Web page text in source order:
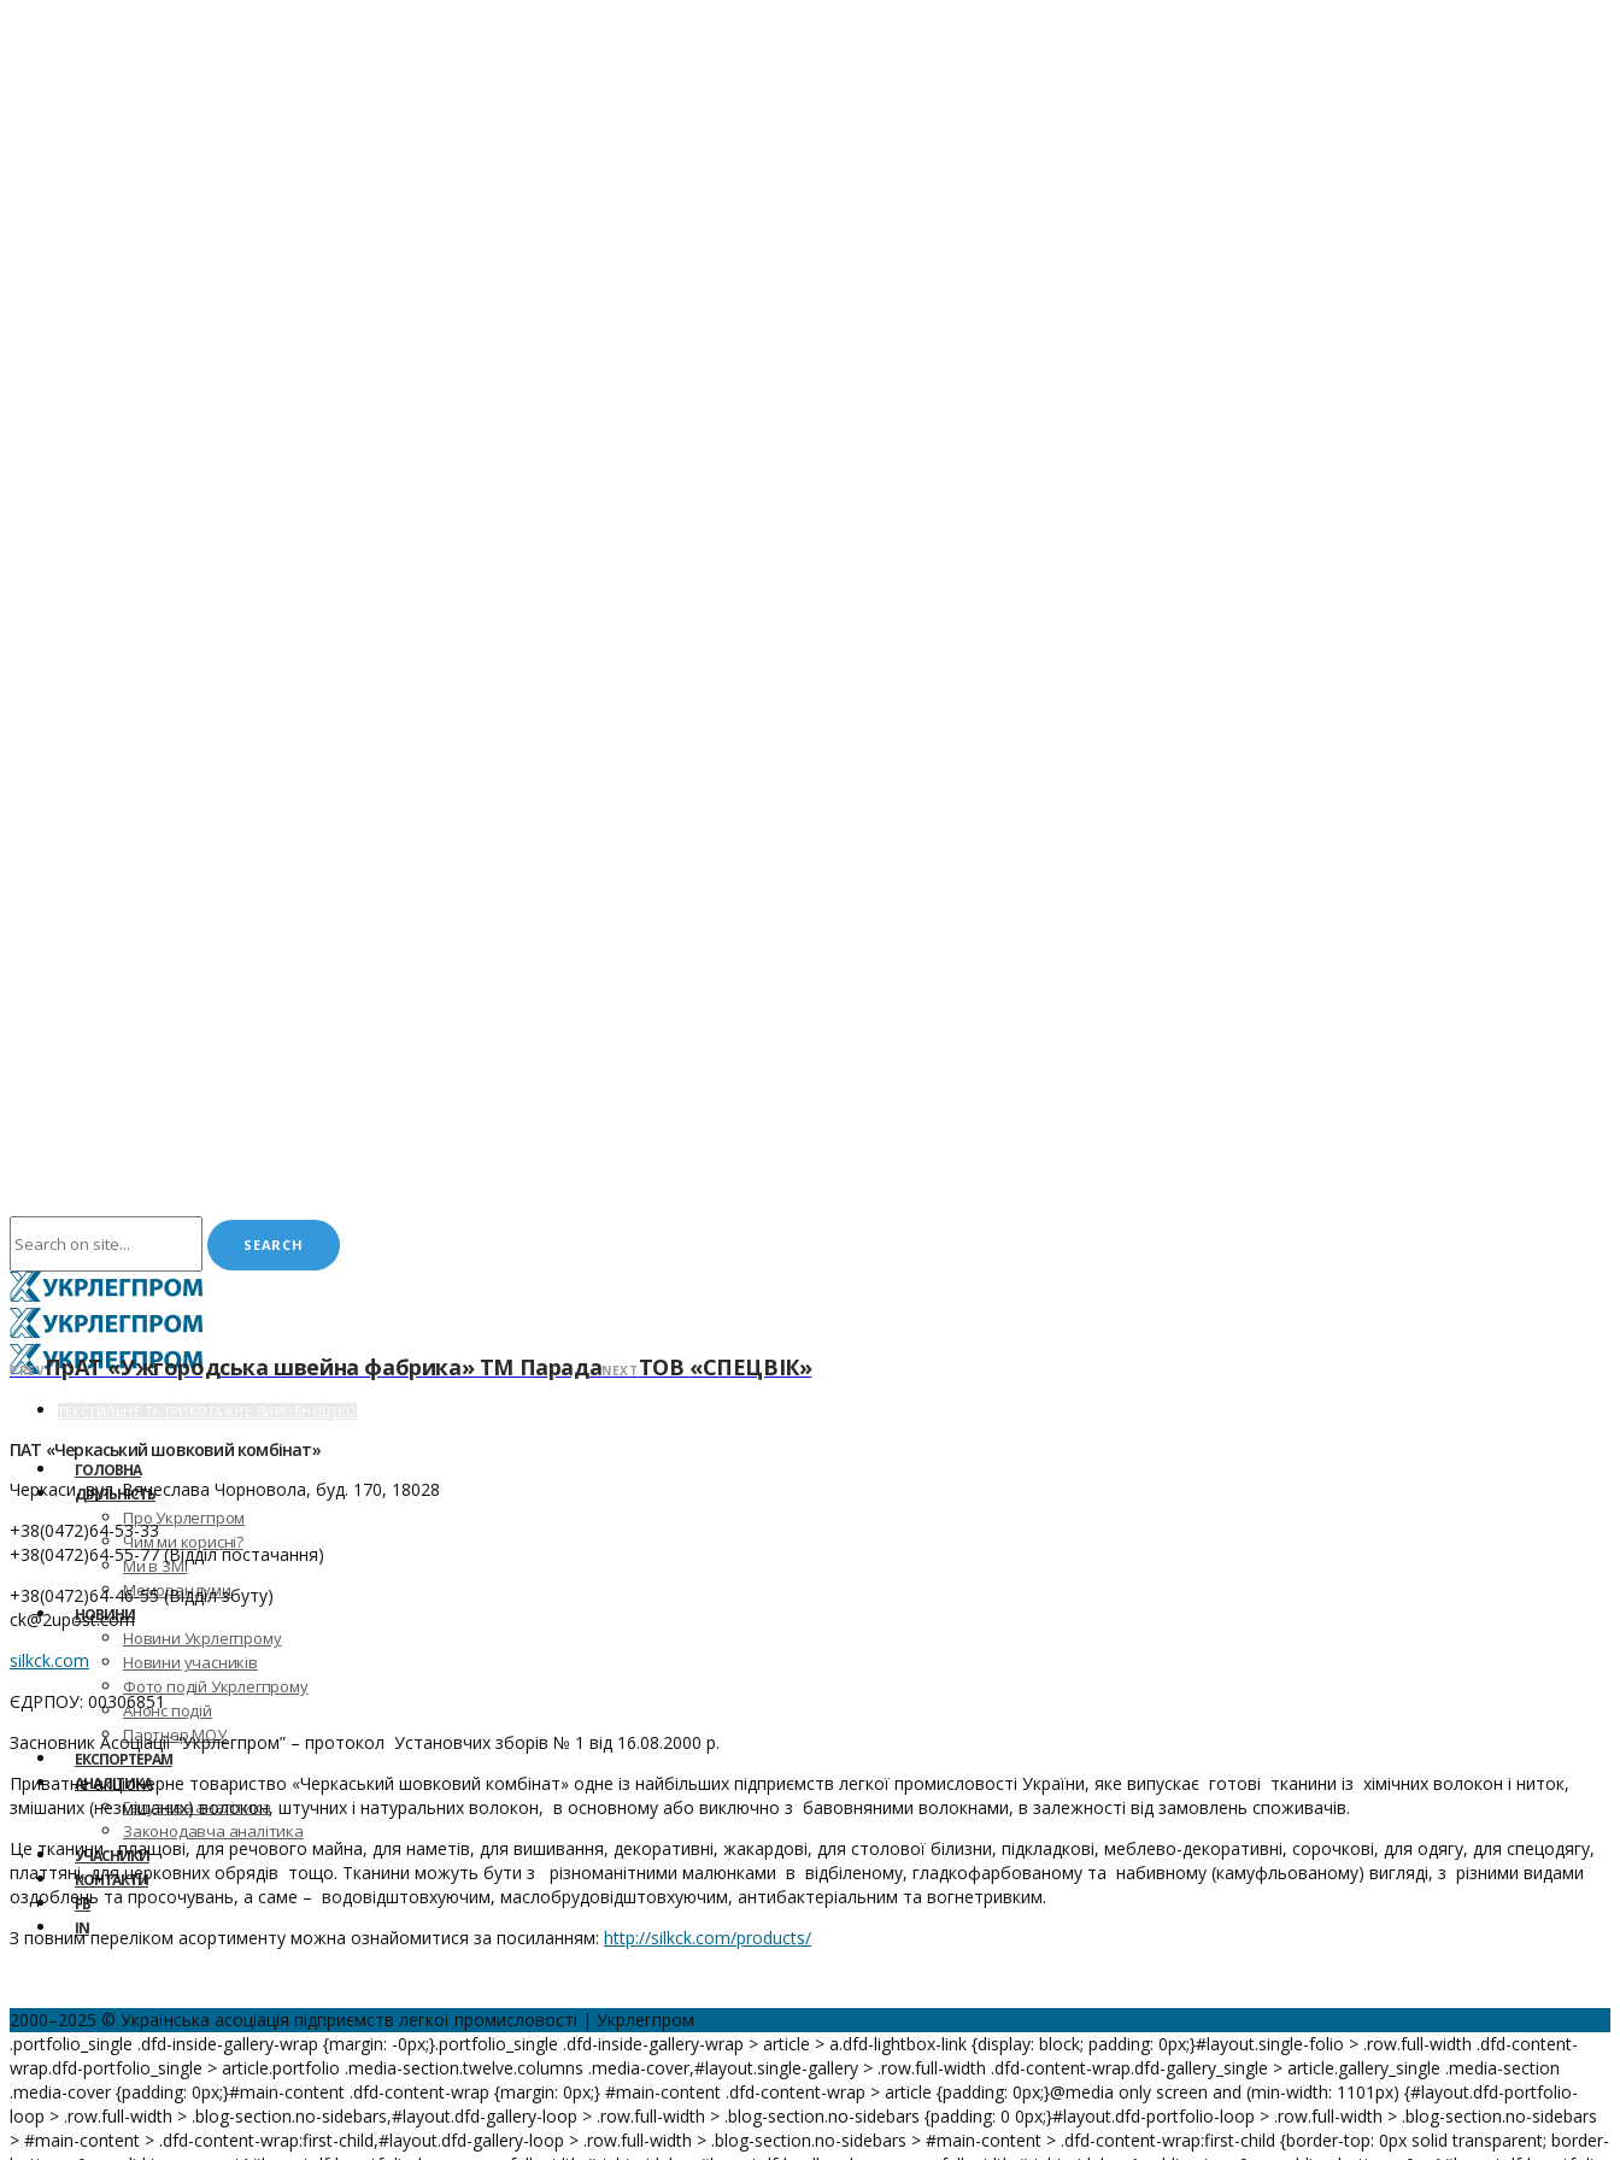
ГОЛОВНА
ДІЯЛЬНІСТЬ
Про Укрлегпром
Чим ми корисні?
Ми в ЗМІ
Меморандуми
НОВИНИ
Новини Укрлегпрому
Новини учасників
Фото подій Укрлегпрому
Анонс подій
Партнер МОУ
ЕКСПОРТЕРАМ
АНАЛІТИКА
Галузева аналітика
Законодавча аналітика
УЧАСНИКИ
КОНТАКТИ
FB
IN
PREVПрАТ «Ужгородська швейна фабрика» ТМ ПарадаNEXT ТОВ «СПЕЦВІК»
ПАТ «Черкаський шовковий комбінат»
Черкаси, вул. Вячеслава Чорновола, буд. 170, 18028
+38(0472)64-53-33
+38(0472)64-55-77 (Відділ постачання)
+38(0472)64-46-55 (Відділ збуту)
ck@2upost.com
silkck.com
ЄДРПОУ: 00306851
Засновник Асоціації “Укрлегпром” – протокол Установчих зборів № 1 від 16.08.2000 р.
Приватне акціонерне товариство «Черкаський шовковий комбінат» одне із найбільших підприємств легкої промисловості України, яке випускає готові тканини із хімічних волокон і ниток,
змішаних (незмішаних) волокон, штучних і натуральних волокон, в основному або виключно з бавовняними волокнами, в залежності від замовлень споживачів.
Це тканини плащові, для речового майна, для наметів, для вишивання, декоративні, жакардові, для столової білизни, підкладкові, меблево-декоративні, сорочкові, для одягу, для спецодягу,
платтяні, для церковних обрядів тощо. Тканини можуть бути з різноманітними малюнками в відбіленому, гладкофарбованому та набивному (камуфльованому) вигляді, з різними видами
оздоблень та просочувань, а саме – водовідштовхуючим, маслобрудовідштовхуючим, антибактеріальним та вогнетривким.
З повним переліком асортименту можна ознайомитися за посиланням: http://silkck.com/products/
2000–2025 © Українська асоціація підприємств легкої промисловості | Укрлегпром
.portfolio_single .dfd-inside-gallery-wrap {margin: -0px;}.portfolio_single .dfd-inside-gallery-wrap > article > a.dfd-lightbox-link {display: block; padding: 0px;}#layout.single-folio > .row.full-width .dfd-content-
wrap.dfd-portfolio_single > article.portfolio .media-section.twelve.columns .media-cover,#layout.single-gallery > .row.full-width .dfd-content-wrap.dfd-gallery_single > article.gallery_single .media-section
.media-cover {padding: 0px;}#main-content .dfd-content-wrap {margin: 0px;} #main-content .dfd-content-wrap > article {padding: 0px;}@media only screen and (min-width: 1101px) {#layout.dfd-portfolio-
loop > .row.full-width > .blog-section.no-sidebars,#layout.dfd-gallery-loop > .row.full-width > .blog-section.no-sidebars {padding: 0 0px;}#layout.dfd-portfolio-loop > .row.full-width > .blog-section.no-sidebars
> #main-content > .dfd-content-wrap:first-child,#layout.dfd-gallery-loop > .row.full-width > .blog-section.no-sidebars > #main-content > .dfd-content-wrap:first-child {border-top: 0px solid transparent; border-